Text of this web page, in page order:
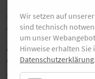
nach ihren Boston-
anderen Siegern des
Rollstuhlfahrer) von
eingeladen, um mit
durch die
25 Jahre später
Wir setzen auf
sind technisch
um unser
Hinweise erhalten Sie
Datenschutzerklärung.